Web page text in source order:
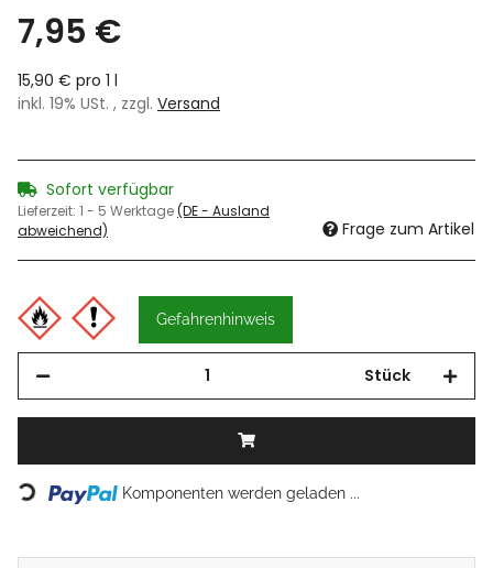
7,95 €
15,90 € pro 1 l
inkl. 19% USt. , zzgl. Versand
Sofort verfügbar
Lieferzeit: 1 - 5 Werktage(DE - Ausland
abweichend)
Frage zum Artikel
Gefahrenhinweis
Stück
Loading... Komponenten werden geladen ...